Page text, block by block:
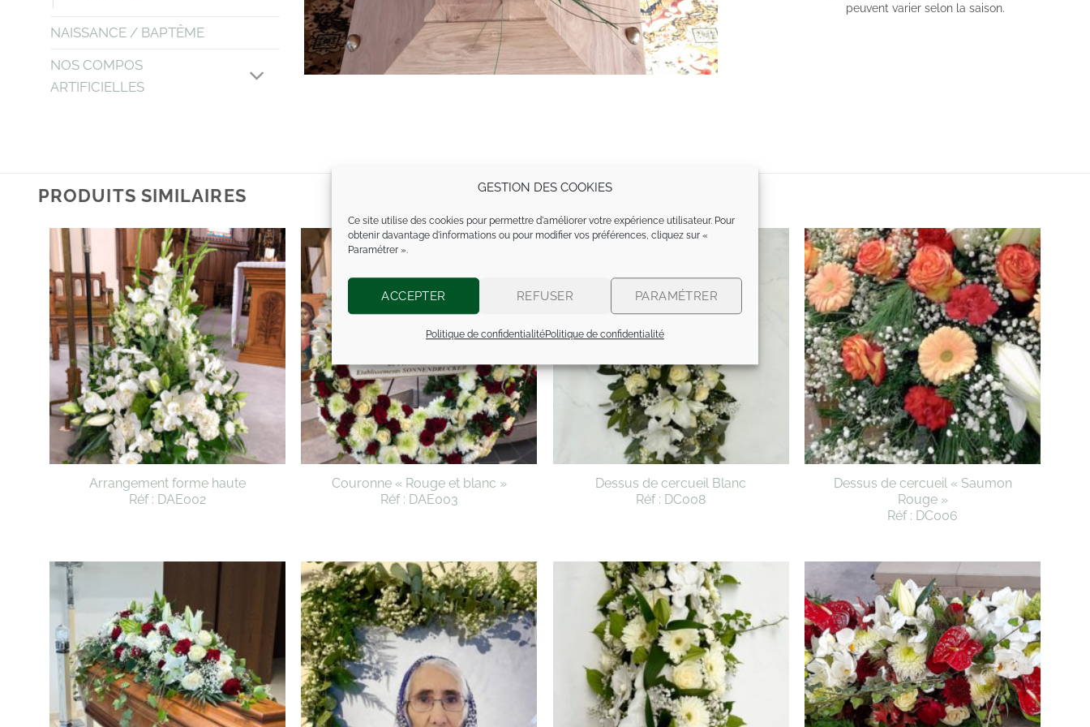
GESTION DES COOKIES
Ce site utilise des cookies pour permettre d'améliorer votre expérience utilisateur. Pour
obtenir davantage d'informations ou pour modifier vos préférences, cliquez sur «
Paramétrer ».
ACCEPTER REFUSER PARAMÉTRER
Politique de confidentialitéPolitique de confidentialité
NAISSANCE / BAPTÊME
NOS COMPOS
ARTIFICIELLES
peuvent varier selon la saison.
PRODUITS SIMILAIRES
Arrangement forme haute
Réf : DAE002
Couronne « Rouge et blanc »
Réf : DAE003
Dessus de cercueil Blanc
Réf : DC008
Dessus de cercueil « Saumon
Rouge »
Réf : DC006